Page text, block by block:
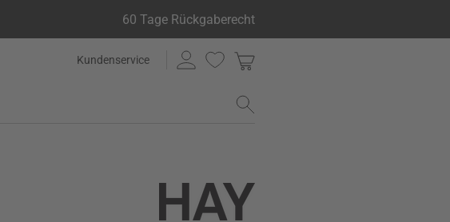
60 Tage Rückgaberecht
Kundenservice